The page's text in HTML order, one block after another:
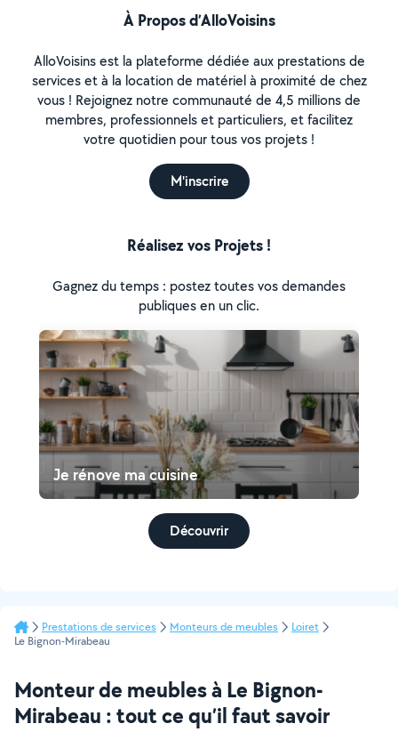
À Propos d’AlloVoisins
AlloVoisins est la plateforme dédiée aux prestations de
services et à la location de matériel à proximité de chez
vous ! Rejoignez notre communauté de 4,5 millions de
membres, professionnels et particuliers, et facilitez
votre quotidien pour tous vos projets !
M'inscrire
Réalisez vos Projets !
Gagnez du temps : postez toutes vos demandes
publiques en un clic.
Je rénove ma cuisine
Découvrir
Prestations de services Monteurs de meubles
Loiret
Le Bignon-Mirabeau
Monteur de meubles à Le Bignon-
Mirabeau : tout ce qu’il faut savoir